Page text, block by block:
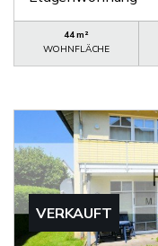
44 m²
WOHNFLÄCHE
VERKAUFT